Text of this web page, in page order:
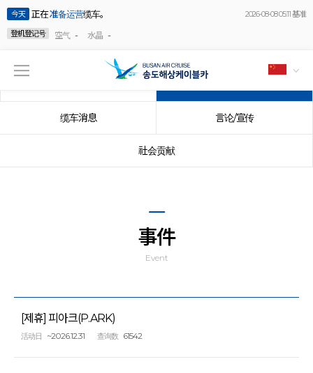
今天 正在准备运营缆车。
2026-08-08 05:11 基准
登机登记号
空气 - 水晶 -
缆车消息 言论/宣传
社会贡献
事件
Event
[제휴] 피아크(P.ARK)
活动日 ~2026.12.31 查询数 61542